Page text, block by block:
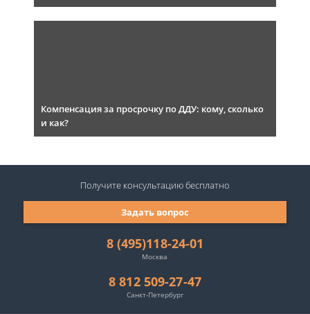
Компенсация за просрочку по ДДУ: кому, сколько
и как?
8 (495)118-24-01
Москва
8 812 509-27-47
Санкт-Петербург
Задать вопрос
Получите консультациюбесплатно